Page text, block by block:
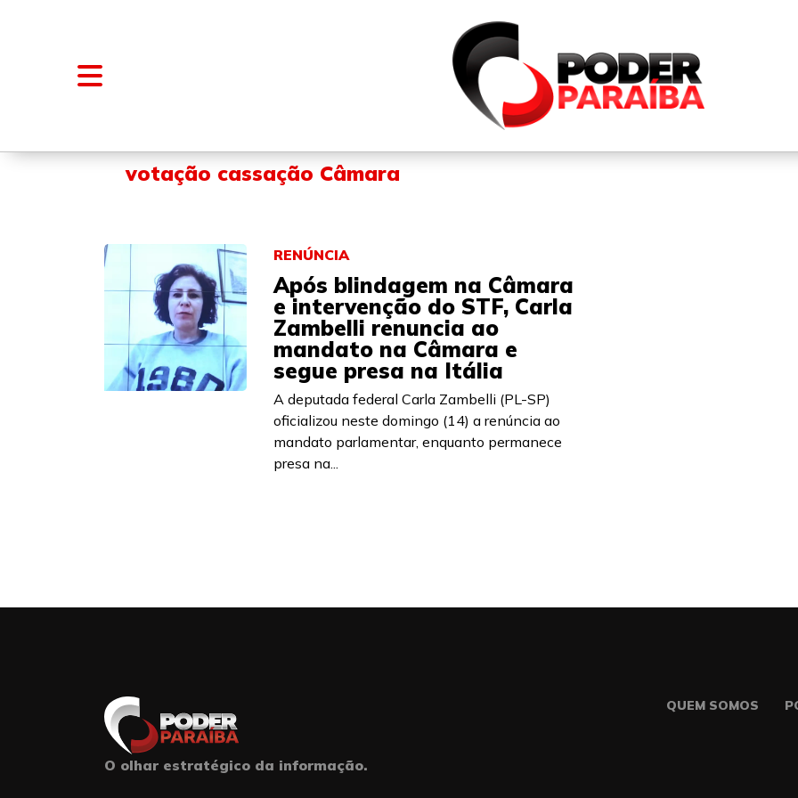
FALE CONOSCO
votação cassação Câmara
RENÚNCIA
Após blindagem na Câmara
e intervenção do STF, Carla
Zambelli renuncia ao
mandato na Câmara e
segue presa na Itália
A deputada federal Carla Zambelli (PL-SP)
oficializou neste domingo (14) a renúncia ao
mandato parlamentar, enquanto permanece
presa na...
O olhar estratégico da informação.
QUEM SOMOS